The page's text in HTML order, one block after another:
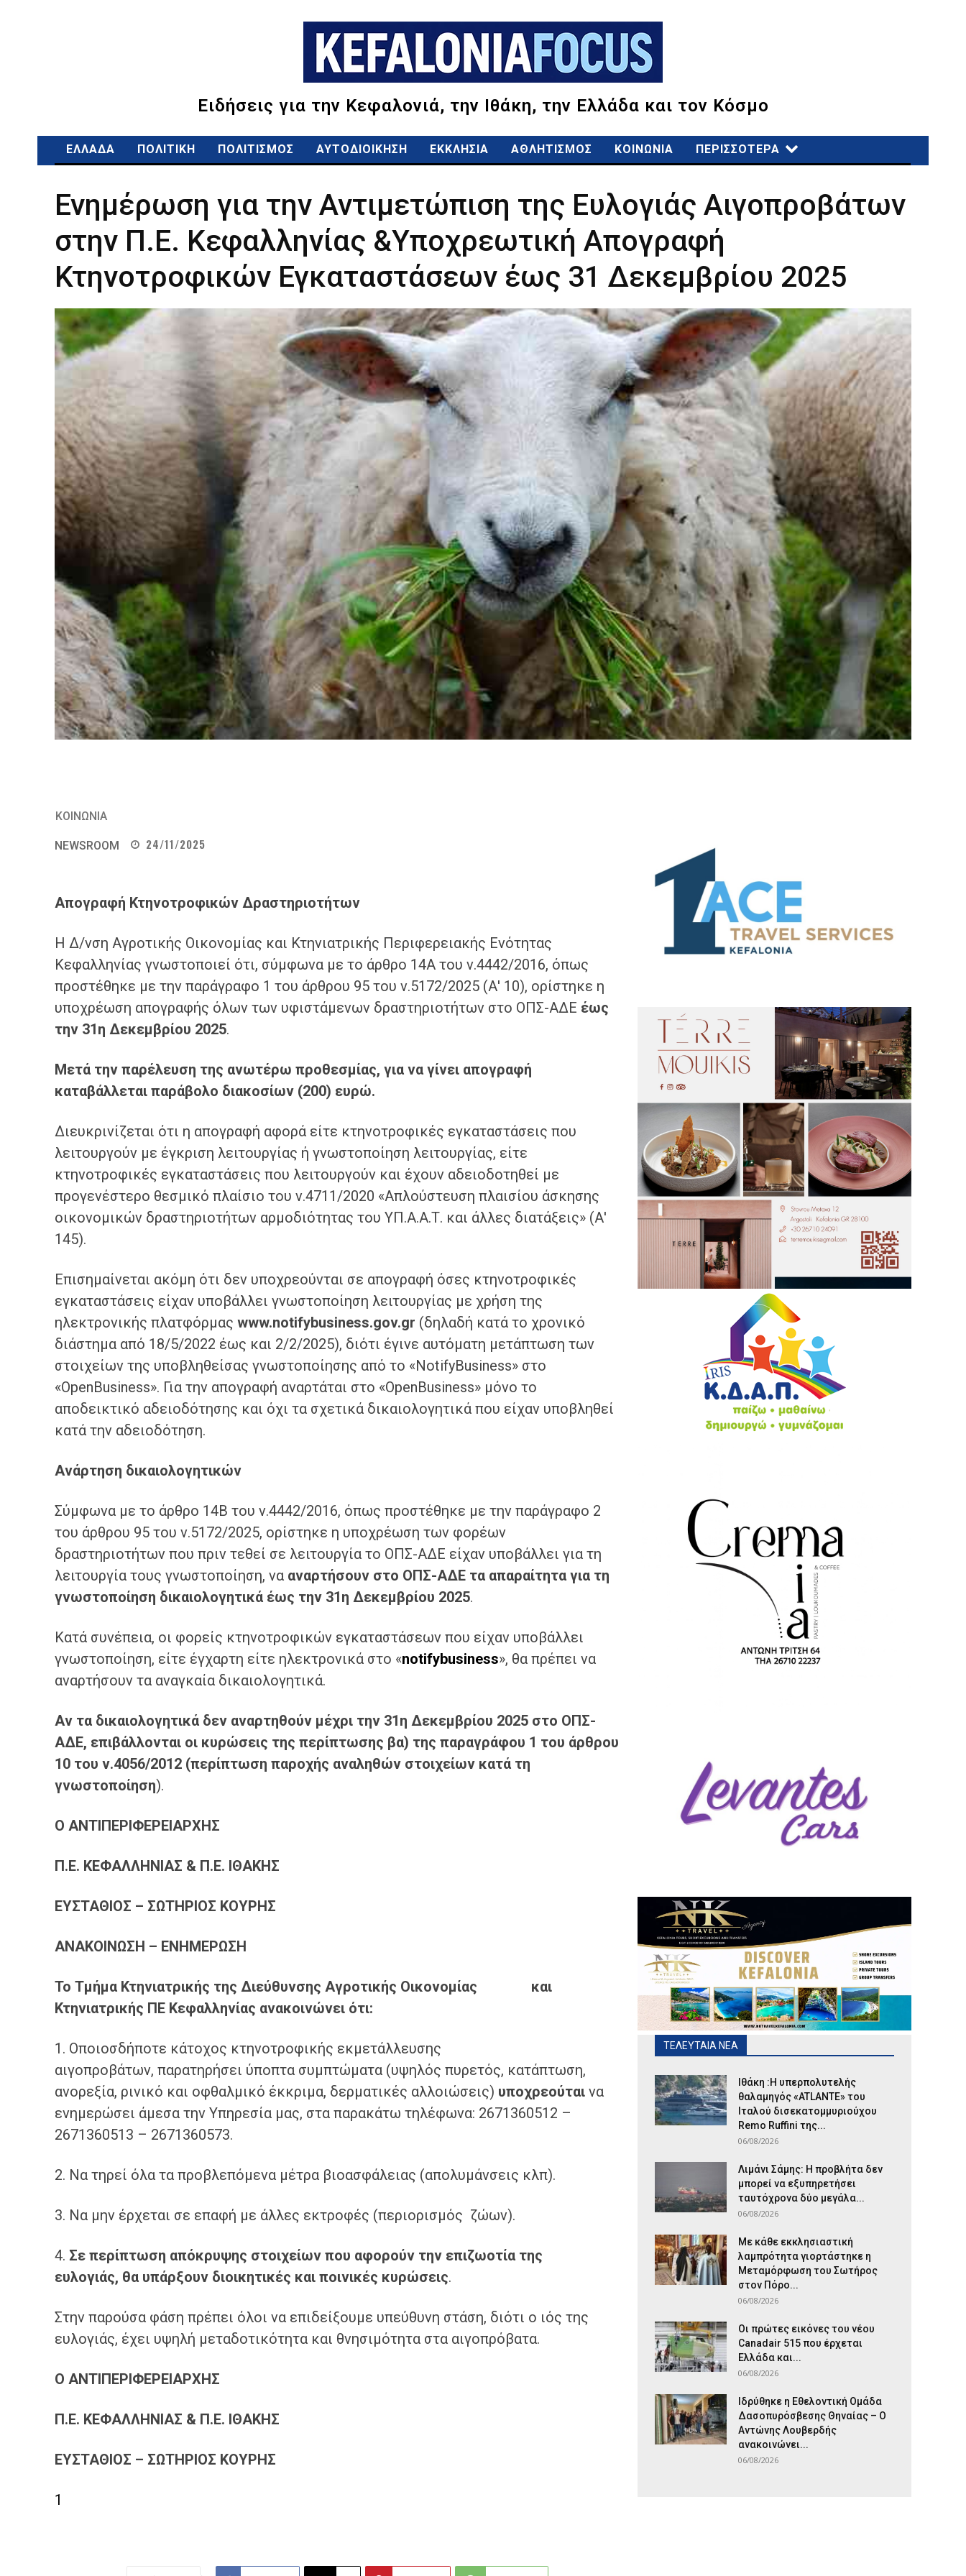
Ειδήσεις για την Κεφαλονιά, την Ιθάκη, την Ελλάδα και τον Κόσμο
ΕΛΛΑΔΑ ΠΟΛΙΤΙΚΗ ΠΟΛΙΤΙΣΜΟΣ ΑΥΤΟΔΙΟΙΚΗΣΗ ΕΚΚΛΗΣΙΑ ΑΘΛΗΤΙΣΜΟΣ ΚΟΙΝΩΝΙΑ ΠΕΡΙΣΣΟΤΕΡΑ
Ενημέρωση για την Αντιμετώπιση της Ευλογιάς Αιγοπροβάτων
στην Π.Ε. Κεφαλληνίας &Υποχρεωτική Απογραφή
Κτηνοτροφικών Εγκαταστάσεων έως 31 Δεκεμβρίου 2025
ΚΟΙΝΩΝΙΑ
NEWSROOM 24/11/2025
Απογραφή Κτηνοτροφικών Δραστηριοτήτων
Η Δ/νση Αγροτικής Οικονομίας και Κτηνιατρικής Περιφερειακής Ενότητας
Κεφαλληνίας γνωστοποιεί ότι, σύμφωνα με το άρθρο 14Α του ν.4442/2016, όπως
προστέθηκε με την παράγραφο 1 του άρθρου 95 του ν.5172/2025 (Α′ 10), ορίστηκε η
υποχρέωση απογραφής όλων των υφιστάμενων δραστηριοτήτων στο ΟΠΣ-ΑΔΕ έως
την 31η Δεκεμβρίου 2025.
Μετά την παρέλευση της ανωτέρω προθεσμίας, για να γίνει απογραφή
καταβάλλεται παράβολο διακοσίων (200) ευρώ.
Διευκρινίζεται ότι η απογραφή αφορά είτε κτηνοτροφικές εγκαταστάσεις που
λειτουργούν με έγκριση λειτουργίας ή γνωστοποίηση λειτουργίας, είτε
κτηνοτροφικές εγκαταστάσεις που λειτουργούν και έχουν αδειοδοτηθεί με
προγενέστερο θεσμικό πλαίσιο του ν.4711/2020 «Απλούστευση πλαισίου άσκησης
οικονομικών δραστηριοτήτων αρμοδιότητας του ΥΠ.Α.Α.Τ. και άλλες διατάξεις» (Α′
145).
Επισημαίνεται ακόμη ότι δεν υποχρεούνται σε απογραφή όσες κτηνοτροφικές
εγκαταστάσεις είχαν υποβάλλει γνωστοποίηση λειτουργίας με χρήση της
ηλεκτρονικής πλατφόρμας www.notifybusiness.gov.gr (δηλαδή κατά το χρονικό
διάστημα από 18/5/2022 έως και 2/2/2025), διότι έγινε αυτόματη μετάπτωση των
στοιχείων της υποβληθείσας γνωστοποίησης από το «NotifyBusiness» στο
«OpenBusiness». Για την απογραφή αναρτάται στο «OpenBusiness» μόνο το
αποδεικτικό αδειοδότησης και όχι τα σχετικά δικαιολογητικά που είχαν υποβληθεί
κατά την αδειοδότηση.
Ανάρτηση δικαιολογητικών
Σύμφωνα με το άρθρο 14Β του ν.4442/2016, όπως προστέθηκε με την παράγραφο 2
του άρθρου 95 του ν.5172/2025, ορίστηκε η υποχρέωση των φορέων
δραστηριοτήτων που πριν τεθεί σε λειτουργία το ΟΠΣ-ΑΔΕ είχαν υποβάλλει για τη
λειτουργία τους γνωστοποίηση, να αναρτήσουν στο ΟΠΣ-ΑΔΕ τα απαραίτητα για τη
γνωστοποίηση δικαιολογητικά έως την 31η Δεκεμβρίου 2025.
Κατά συνέπεια, οι φορείς κτηνοτροφικών εγκαταστάσεων που είχαν υποβάλλει
γνωστοποίηση, είτε έγχαρτη είτε ηλεκτρονικά στο «notifybusiness», θα πρέπει να
αναρτήσουν τα αναγκαία δικαιολογητικά.
Αν τα δικαιολογητικά δεν αναρτηθούν μέχρι την 31η Δεκεμβρίου 2025 στο ΟΠΣ-
ΑΔΕ, επιβάλλονται οι κυρώσεις της περίπτωσης βα) της παραγράφου 1 του άρθρου
10 του ν.4056/2012 (περίπτωση παροχής αναληθών στοιχείων κατά τη
γνωστοποίηση).
Ο ΑΝΤΙΠΕΡΙΦΕΡΕΙΑΡΧΗΣ
Π.Ε. ΚΕΦΑΛΛΗΝΙΑΣ & Π.Ε. ΙΘΑΚΗΣ
ΕΥΣΤΑΘΙΟΣ – ΣΩΤΗΡΙΟΣ ΚΟΥΡΗΣ
ΑΝΑΚΟΙΝΩΣΗ – ΕΝΗΜΕΡΩΣΗ
Το Τμήμα Κτηνιατρικής της Διεύθυνσης Αγροτικής Οικονομίας
και
Κτηνιατρικής ΠΕ Κεφαλληνίας ανακοινώνει ότι:
1. Οποιοσδήποτε κάτοχος κτηνοτροφικής εκμετάλλευσης
αιγοπροβάτων, παρατηρήσει ύποπτα συμπτώματα (υψηλός πυρετός, κατάπτωση,
ανορεξία, ρινικό και οφθαλμικό έκκριμα, δερματικές αλλοιώσεις) υποχρεούται να
ενημερώσει άμεσα την Υπηρεσία μας, στα παρακάτω τηλέφωνα: 2671360512 –
2671360513 – 2671360573.
2. Να τηρεί όλα τα προβλεπόμενα μέτρα βιοασφάλειας (απολυμάνσεις κλπ).
3. Να μην έρχεται σε επαφή με άλλες εκτροφές (περιορισμός ζώων).
4. Σε περίπτωση απόκρυψης στοιχείων που αφορούν την επιζωοτία της
ευλογιάς, θα υπάρξουν διοικητικές και ποινικές κυρώσεις.
Στην παρούσα φάση πρέπει όλοι να επιδείξουμε υπεύθυνη στάση, διότι ο ιός της
ευλογιάς, έχει υψηλή μεταδοτικότητα και θνησιμότητα στα αιγοπρόβατα.
Ο ΑΝΤΙΠΕΡΙΦΕΡΕΙΑΡΧΗΣ
Π.Ε. ΚΕΦΑΛΛΗΝΙΑΣ & Π.Ε. ΙΘΑΚΗΣ
ΕΥΣΤΑΘΙΟΣ – ΣΩΤΗΡΙΟΣ ΚΟΥΡΗΣ
1
ΤΕΛΕΥΤΑΙΑ ΝΕΑ
Ιθάκη :Η υπερπολυτελής
θαλαμηγός «ATLANTE» του
Ιταλού δισεκατομμυριούχου
Remo Ruffini της...
06/08/2026
Λιμάνι Σάμης: Η προβλήτα δεν
μπορεί να εξυπηρετήσει
ταυτόχρονα δύο μεγάλα...
06/08/2026
Με κάθε εκκλησιαστική
λαμπρότητα γιορτάστηκε η
Μεταμόρφωση του Σωτήρος
στον Πόρο...
06/08/2026
Οι πρώτες εικόνες του νέου
Canadair 515 που έρχεται
Ελλάδα και...
06/08/2026
Ιδρύθηκε η Εθελοντική Ομάδα
Δασοπυρόσβεσης Θηναίας – Ο
Αντώνης Λουβερδής
ανακοινώνει...
06/08/2026